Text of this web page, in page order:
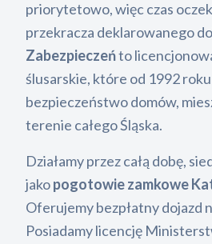
priorytetowo, więc czas
przekracza deklarowanego
Zabezpieczeńto
ślusarskie, które od 1992
bezpieczeństwo domów,
terenie całego Śląska.
Działamy przez całą dobę,
jakopogotowie zamkowe
Oferujemy bezpłatny dojazd
Posiadamy licencję